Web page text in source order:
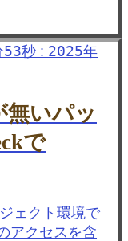
秒 : 2025年
いパッ
で
ェクト環境で
アクセスを含